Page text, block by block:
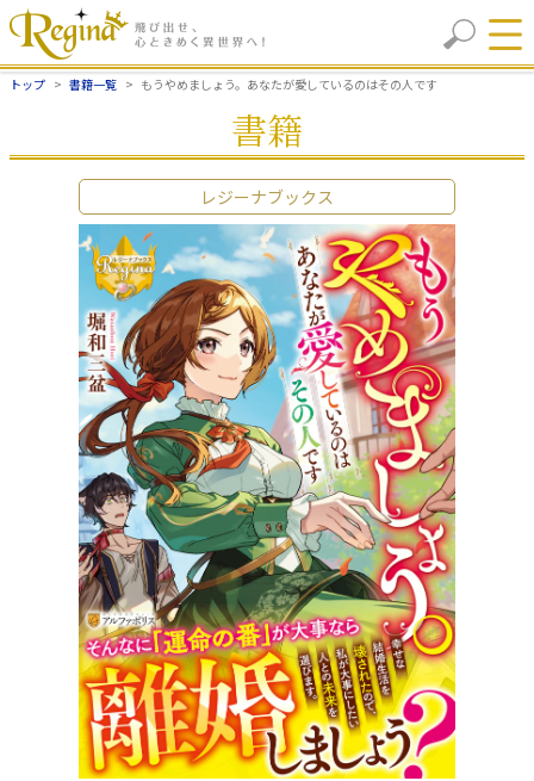
トップ 書籍一覧 もうやめましょう。あなたが愛しているのはその人です
書籍
レジーナブックス